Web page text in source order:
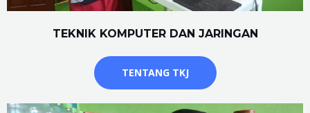
TEKNIK KOMPUTER DAN JARINGAN
TENTANG TKJ